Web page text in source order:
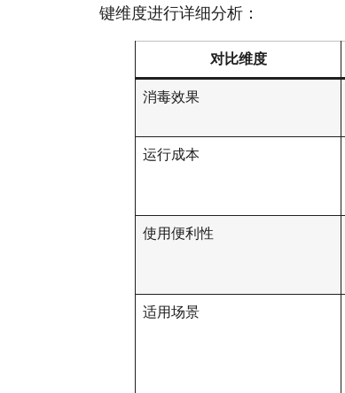
键维度进行详细分析：
对比维度
消毒效果
运行成本
使用便利性
适用场景